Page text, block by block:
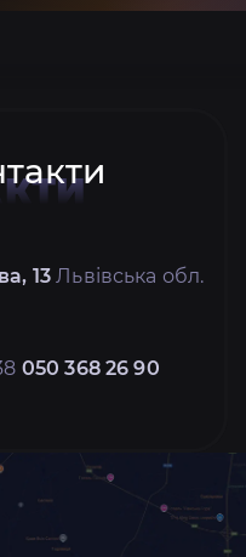
13 Львівська обл.
050 368 26 90